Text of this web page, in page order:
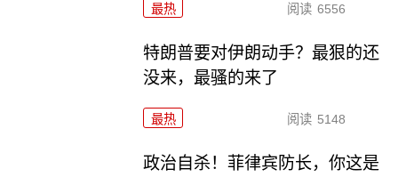
最热 阅读 6556
特朗普要对伊朗动手？最狠的还
没来，最骚的来了
最热 阅读 5148
政治自杀！菲律宾防长，你这是